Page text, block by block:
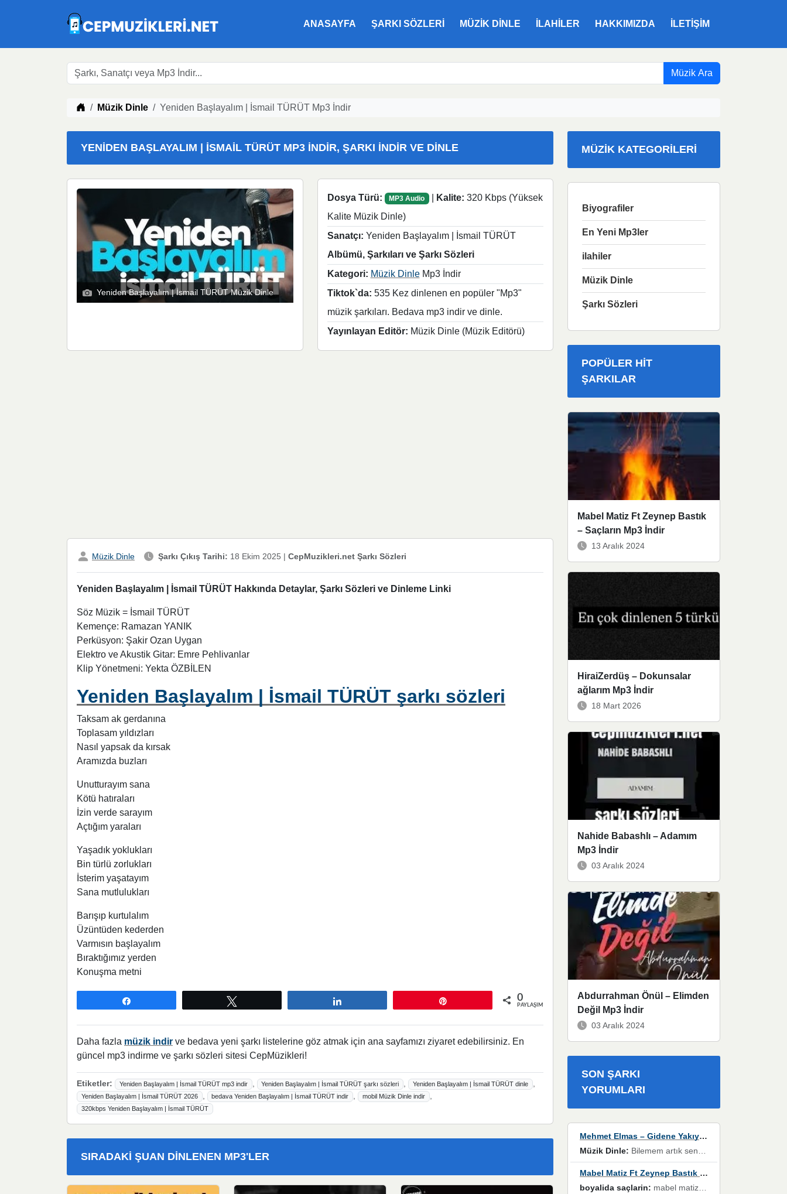
ANASAYFA ŞARKI SÖZLERI MÜZIK DINLE ILAHILER HAKKIMIZDA İLETIŞIM
Müzik Ara
Müzik indir
Müzik Dinle Yeniden Başlayalım | İsmail TÜRÜT Mp3 İndir
YENIDEN BAŞLAYALIM | İSMAIL TÜRÜT MP3 İNDIR, ŞARKI İNDIR VE DINLE
Yeniden Başlayalım | İsmail TÜRÜT Müzik Dinle
Dosya Türü: MP3 Audio Kalite: 320 Kbps (Yüksek
Kalite Müzik Dinle)
Sanatçı: Yeniden Başlayalım | İsmail TÜRÜT
Albümü, Şarkıları ve Şarkı Sözleri
Kategori: Müzik DinleMp3 İndir
Tiktok`da: 535 Kez dinlenen en popüler "Mp3"
müzik şarkıları. Bedava mp3 indir ve dinle.
Yayınlayan Editör: Müzik Dinle (Müzik Editörü)
Müzik Dinle Şarkı Çıkış Tarihi: 18 Ekim 2025 | CepMuzikleri.net Şarkı Sözleri
Yeniden Başlayalım | İsmail TÜRÜT Hakkında Detaylar, Şarkı Sözleri ve Dinleme Linki
Söz Müzik = İsmail TÜRÜT
Kemençe: Ramazan YANIK
Perküsyon: Şakir Ozan Uygan
Elektro ve Akustik Gitar: Emre Pehlivanlar
Klip Yönetmeni: Yekta ÖZBİLEN
Yeniden Başlayalım | İsmail TÜRÜT şarkı sözleri
Taksam ak gerdanına
Toplasam yıldızları
Nasıl yapsak da kırsak
Aramızda buzları
Unutturayım sana
Kötü hatıraları
İzin verde sarayım
Açtığım yaraları
Yaşadık yoklukları
Bin türlü zorlukları
İsterim yaşatayım
Sana mutlulukları
Barışıp kurtulalım
Üzüntüden kederden
Varmısın başlayalım
Bıraktığımız yerden
Konuşma metni
0
PAYLAŞIMLAR
Daha fazla müzik indir ve bedava yeni şarkı listelerine göz atmak için ana sayfamızı ziyaret edebilirsiniz. En
güncel mp3 indirme ve şarkı sözleri sitesi CepMüzikleri!
Etiketler: Yeniden Başlayalım | İsmail TÜRÜT mp3 indir , Yeniden Başlayalım | İsmail TÜRÜT şarkı sözleri , Yeniden Başlayalım | İsmail TÜRÜT dinle ,
Yeniden Başlayalım | İsmail TÜRÜT 2026 , bedava Yeniden Başlayalım | İsmail TÜRÜT indir , mobil Müzik Dinle indir ,
320kbps Yeniden Başlayalım | İsmail TÜRÜT
SIRADAKI ŞUAN DINLENEN MP3'LER
MÜZIK KATEGORILERI
Biyografiler
En Yeni Mp3ler
ilahiler
Müzik Dinle
Şarkı Sözleri
POPÜLER HIT
ŞARKILAR
Mabel Matiz Ft Zeynep Bastık
– Saçların Mp3 İndir
13 Aralık 2024
HiraiZerdüş – Dokunsalar
ağlarım Mp3 İndir
18 Mart 2026
Nahide Babashlı – Adamım
Mp3 İndir
03 Aralık 2024
Abdurrahman Önül – Elimden
Değil Mp3 İndir
03 Aralık 2024
SON ŞARKI
YORUMLARI
Mehmet Elmas – Gidene Yakıyorum
Müzik Dinle: Bilemem artık senden bir şans daha / Düştüğün zaman ben olmayacağım yanında” dizeleri, artık geçmişin tekrarına izin verilmeyeceğini, kişisel sınırların çizildiğini gösteriyor.
Mabel Matiz Ft Zeynep Bastık – Saçların
boyalida saçlarin: mabel matiz'in maya albümünde yer alan güzellerden. parça da şarkı hani! müzikal altyapısına vurulduğum, sözlerinde kaybolduğum bir parça olmuş.